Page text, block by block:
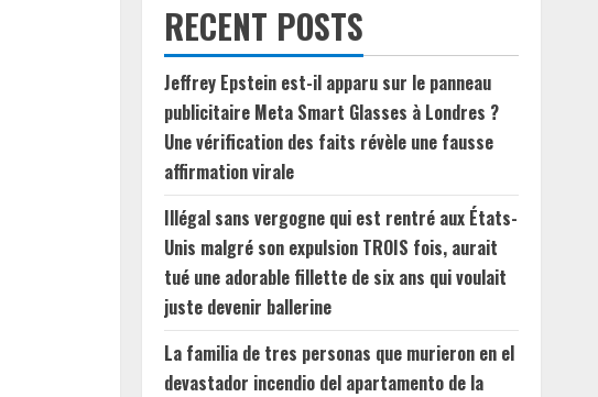
RECENT POSTS
Jeffrey Epstein est-il apparu sur le panneau
publicitaire Meta Smart Glasses à Londres ?
Une vérification des faits révèle une fausse
affirmation virale
Illégal sans vergogne qui est rentré aux États-
Unis malgré son expulsion TROIS fois, aurait
tué une adorable fillette de six ans qui voulait
juste devenir ballerine
La familia de tres personas que murieron en el
devastador incendio del apartamento de la